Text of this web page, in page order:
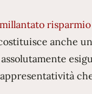
millantato
anche